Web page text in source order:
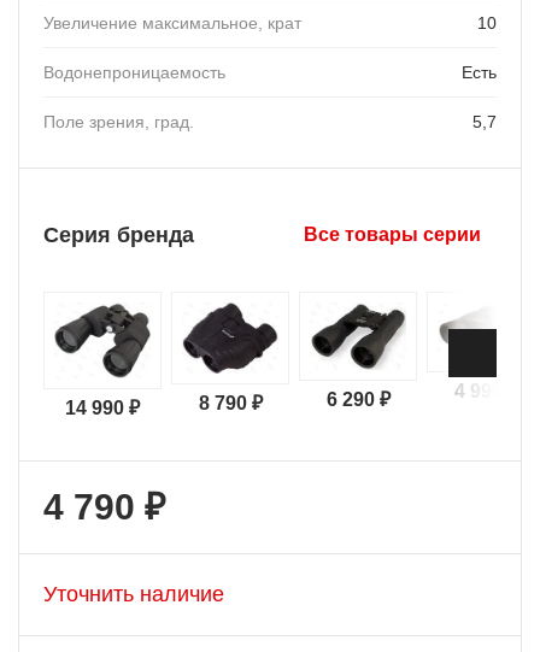
Увеличение максимальное, крат 10
Водонепроницаемость Есть
Поле зрения, град. 5,7
Серия бренда Все товары серии
14 990 ₽ 8 790 ₽ 6 290 ₽ 4 990 ₽
4 790 ₽
Уточнить наличие